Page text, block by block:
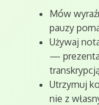
Mów
pauzy
Używaj
—
Utrzymuj
nie z